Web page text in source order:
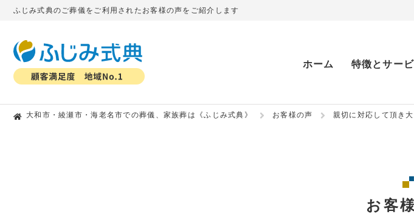
ふじみ式典のご葬儀をご利用されたお客様の声をご紹介します
ホーム 特徴とサー
大和市・綾瀬市・海老名市での葬儀、家族葬は《ふじみ式典》 お客様の声 親切に対応して頂き
お客